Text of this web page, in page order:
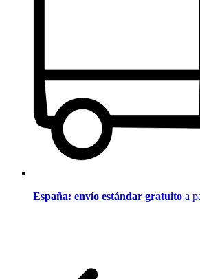
España: envío estándar gratuito a